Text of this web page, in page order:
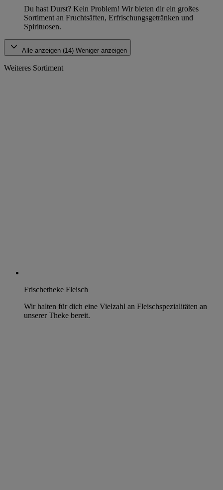
Du hast Durst? Kein Problem! Wir bieten dir ein großes
Sortiment an Fruchtsäften, Erfrischungsgetränken und
Spirituosen.
Alle anzeigen (14) Weniger anzeigen
Weiteres Sortiment
Frischetheke Fleisch
Wir halten für dich eine Vielzahl an Fleischspezialitäten an
unserer Theke bereit.